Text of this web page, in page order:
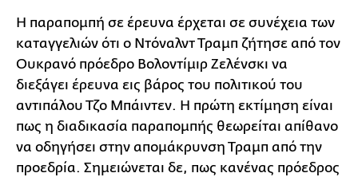
Η παραπομπή σε έρευνα έρχεται σε συνέχεια των
καταγγελιών ότι ο Ντόναλντ Τραμπ ζήτησε από τον
Ουκρανό πρόεδρο Βολοντίμιρ Ζελένσκι να
διεξάγει έρευνα εις βάρος του πολιτικού του
αντιπάλου Τζο Μπάιντεν. Η πρώτη εκτίμηση είναι
πως η διαδικασία παραπομπής θεωρείται απίθανο
να οδηγήσει στην απομάκρυνση Τραμπ από την
προεδρία. Σημειώνεται δε, πως κανένας πρόεδρος